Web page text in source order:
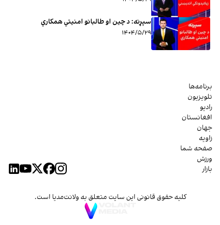
سپړنه: د چین او طالبانو امنیتي همکاري
۱۴۰۴/۵/۲۹
برنامه‌ها
تلویزیون
رادیو
افغانستان
جهان
زاویه
صفحه شما
ورزش
بازار
کلیه حقوق قانونی این سایت متعلق به ولانت‌مدیا است.